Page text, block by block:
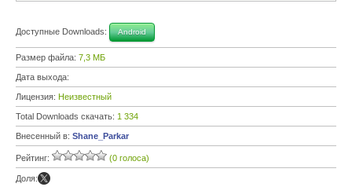
Доступные Downloads: Android
Размер файла: 7,3 МБ
Дата выхода:
Лицензия: Неизвестный
Total Downloads скачать: 1 334
Внесенный в: Shane_Parkar
Рейтинг: (0 голоса)
Доля: